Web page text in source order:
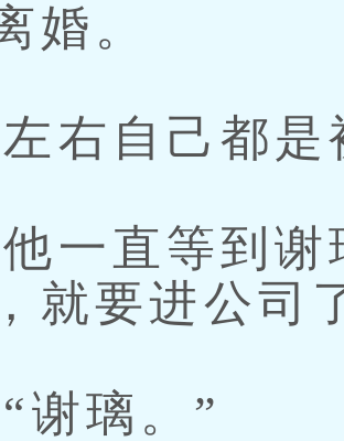
婚。
右自己都是
一直等到谢
就要进公司
璃。”